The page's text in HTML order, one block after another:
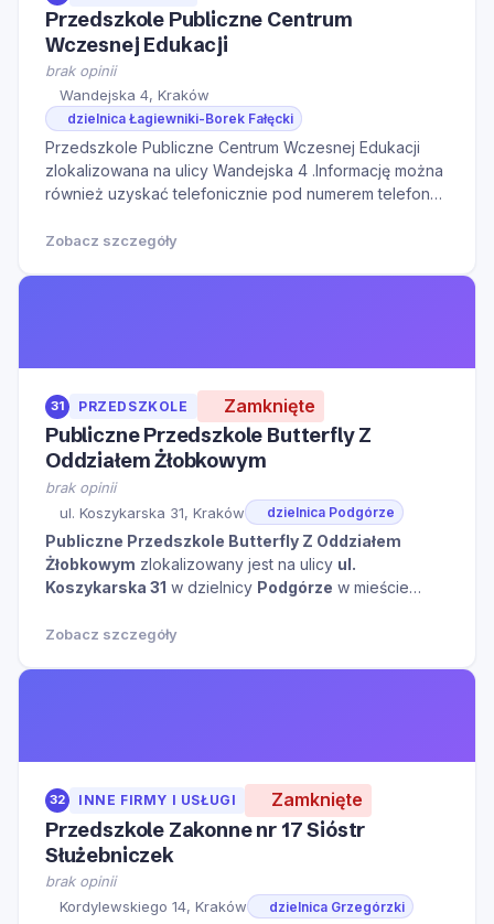
Przedszkole Publiczne Centrum
Wczesnej Edukacji
brak opinii
Wandejska 4, Kraków
dzielnica Łagiewniki-Borek Fałęcki
Przedszkole Publiczne Centrum Wczesnej Edukacji
zlokalizowana na ulicy Wandejska 4 .Informację można
również uzyskać telefonicznie pod numerem telefonu
godzinach otwarcia oraz na Naszą stronę internetową
Zobacz szczegóły
31 PRZEDSZKOLE Zamknięte
Publiczne Przedszkole Butterfly Z
Oddziałem Żłobkowym
brak opinii
ul. Koszykarska 31, Kraków
dzielnica Podgórze
Publiczne Przedszkole Butterfly Z Oddziałem
Żłobkowym zlokalizowany jest na ulicy ul.
Koszykarska 31 w dzielnicy Podgórze w mieście
tego miejsca.
Zobacz szczegóły
32 INNE FIRMY I USŁUGI Zamknięte
Przedszkole Zakonne nr 17 Sióstr
Służebniczek
brak opinii
Kordylewskiego 14, Kraków
dzielnica Grzegórzki